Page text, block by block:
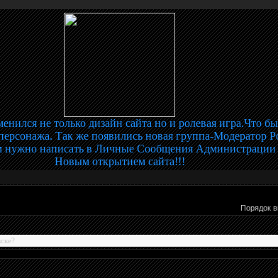
не только дизайн сайта но и ролевая игра.Что
Так же появились новая группа-Модератор
нужно написать в Личные Сообщения
Новым открытием сайта!!!
Порядок